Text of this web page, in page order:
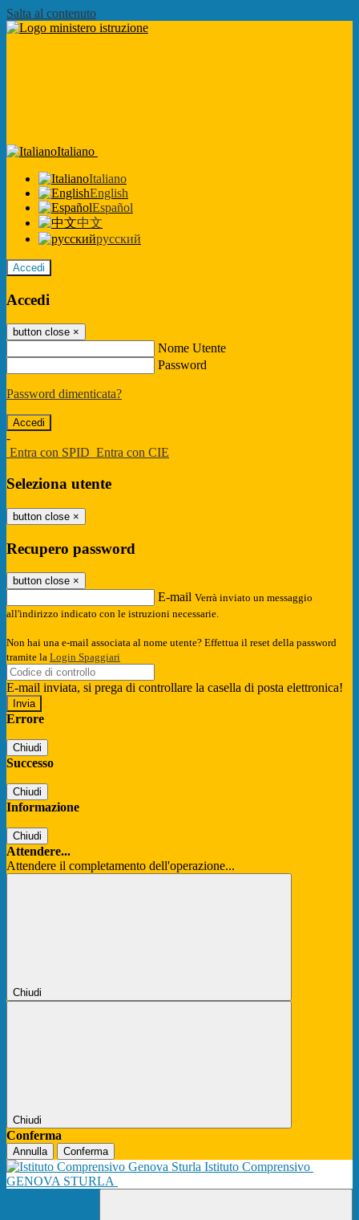
Salta al contenuto
Italiano
Italiano
English
Español
中文
русский
Accedi
Accedi
button close ×
Nome Utente
Password
Password dimenticata?
-
Entra con SPID Entra con CIE
Seleziona utente
button close ×
Recupero password
button close ×
E-mail Verrà inviato un messaggio
all'indirizzo indicato con le istruzioni necessarie.
Non hai una e-mail associata al nome utente? Effettua il reset della password
tramite la Login Spaggiari
E-mail inviata, si prega di controllare la casella di posta elettronica!
Errore
Chiudi
Successo
Chiudi
Informazione
Chiudi
Attendere...
Attendere il completamento dell'operazione...
Chiudi
Chiudi
Conferma
Annulla Conferma
Istituto Comprensivo
GENOVA STURLA